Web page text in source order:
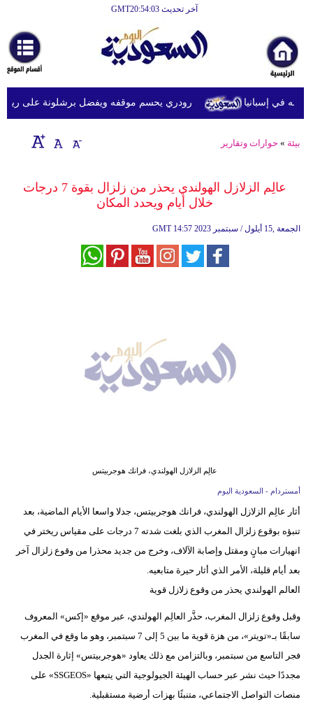
آخر تحديث GMT20:54:03
أخبارعاجلة
رياضة
ثقافة
إقتصاد
وموسيقى
بيئة
أبراج
سيارات
رودري يحسم موقفه ويفضل برشلونة على ريال في إسبانيا
بيئة » حوارات وتقارير
عالِم الزلازل الهولندي يحذر من زلزال بقوة 7 درجات
خلال أيام ويحدد المكان
GMT 14:57 2023 الجمعة ,15 أيلول / سبتمبر
عالِم الزلازل الهولندي، فرانك هوجربيتس
أمستردام - السعودية اليوم
أثار عالِم الزلازل الهولندي، فرانك هوجربيتس، جدلا واسعا الأيام الماضية، بعد
تنبؤه بوقوع زلزال المغرب الذي بلغت شدته 7 درجات على مقياس ريختر في
انهيارات مبانٍ ومقتل وإصابة الآلاف، وخرج من جديد محذرا من وقوع زلزال آخر
بعد أيام قليلة، الأمر الذي أثار حيرة متابعيه.
العالم الهولندي يحذر من وقوع زلازل قوية
وقبل وقوع زلزال المغرب، حذَّر العالِم الهولندي، عبر موقع «إكس» المعروف
سابقًا بـ«تويتر»، من هزة قوية ما بين 5 إلى 7 سبتمبر، وهو ما وقع في المغرب
فجر التاسع من سبتمبر، وبالتزامن مع ذلك يعاود «هوجربيتس» إثارة الجدل
مجددًا حيث نشر عبر حساب الهيئة الجيولوجية التي يتبعها «SSGEOS» على
منصات التواصل الاجتماعي، متنبئًا بهزات أرضية مستقبلية.